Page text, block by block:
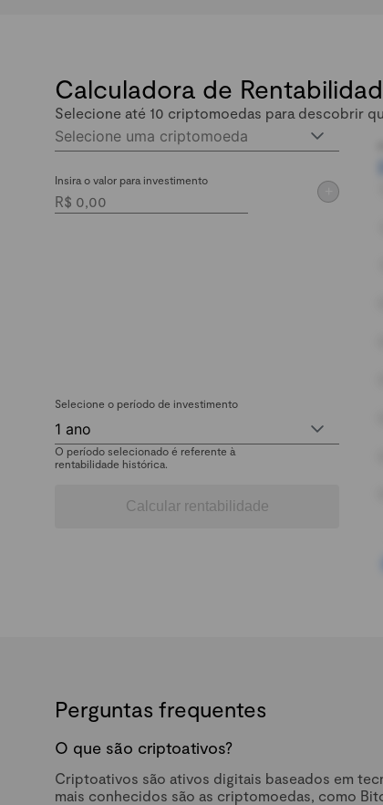
Calculadora de
Selecione até 10 criptomoedas para descobrir
Selecione uma criptomoeda
Insira o valor para investimento
Selecione o período de investimento
1 ano
O período selecionado é referente à
rentabilidade histórica.
Calcular rentabilidade
Perguntas frequentes
O que são criptoativos?
Criptoativos são ativos digitais baseados em
mais conhecidos são as criptomoedas, como